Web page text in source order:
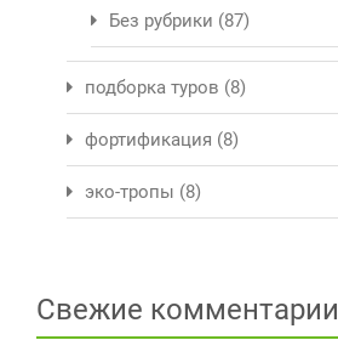
Без рубрики (87)
подборка туров (8)
фортификация (8)
эко-тропы (8)
Свежие комментарии